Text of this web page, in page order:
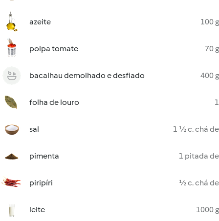
azeite 100 g
polpa tomate 70 g
bacalhau demolhado e desfiado 400 g
folha de louro 1
sal 1 ½ c. chá de
pimenta 1 pitada de
piripíri ½ c. chá de
leite 1000 g